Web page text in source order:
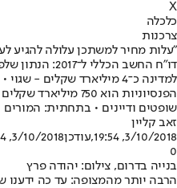
X
כלכלה
צרכנות
"עלות מחיר למשתכן עלולה להגיע
דו"ח החשב הכללי
למדינה כ־4 מיליארד שקלים
הפנסיוניות הוא 750
שופטים ודיינים • בתחתית: המורים
זאב קליין
3/10/2018, 19:54
,עודכן3/10/2018, 19:54
0
בנייה בדרום, צילום: יהודה פרץ
הרבה יותר מהמצופה: עד כה ידענו